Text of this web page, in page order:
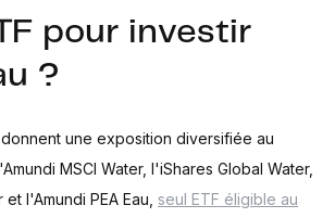
pour investir
?
donnent une exposition diversifiée au
MSCI Water, l'iShares Global Water,
l'Amundi PEA Eau, seul ETF éligible au